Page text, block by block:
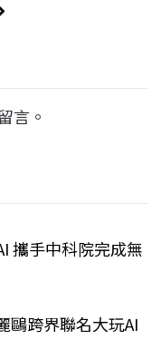
言。
攜手中科院完成無
鷗跨界聯名大玩AI